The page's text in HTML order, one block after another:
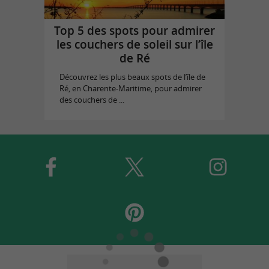
Top 5 des spots pour admirer
les couchers de soleil sur l’île
de Ré
Découvrez les plus beaux spots de l’île de
Ré, en Charente-Maritime, pour admirer
des couchers de ...